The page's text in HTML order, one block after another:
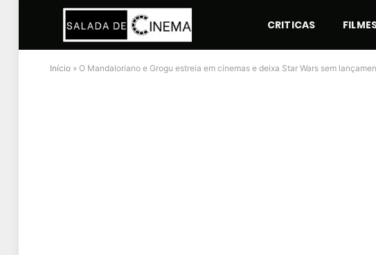
CRITICAS
Início » O Mandaloriano e Grogu estreia em cinemas e deixa Star Wars sem